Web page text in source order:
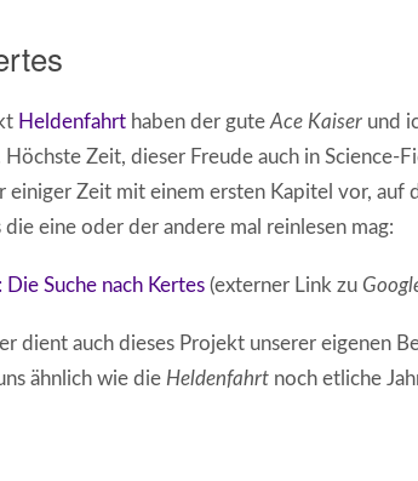
Heldenfahrt haben der gute Ace Kaiser und
Zeit, dieser Freude auch in Science-
einiger Zeit mit einem ersten Kapitel vor, auf
eine oder der andere mal reinlesen mag:
Suche nach Kertes(externer Link zu
dient auch dieses Projekt unserer eigenen
ähnlich wie die Heldenfahrt noch etliche